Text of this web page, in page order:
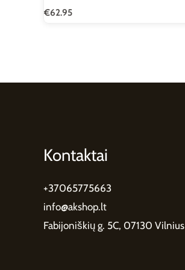
€62.95
Kontaktai
+37065775663
info@akshop.lt
Fabijoniškių g. 5C, 07130 Vilnius